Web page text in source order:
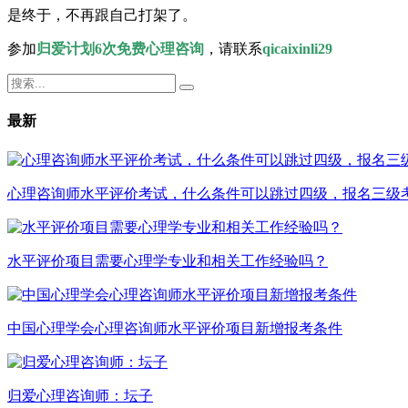
是终于，不再跟自己打架了。
参加归爱计划6次免费心理咨询 ，请联系qicaixinli29
最新
心理咨询师水平评价考试，什么条件可以跳过四级，报名三级
水平评价项目需要心理学专业和相关工作经验吗？
中国心理学会心理咨询师水平评价项目新增报考条件
归爱心理咨询师：坛子